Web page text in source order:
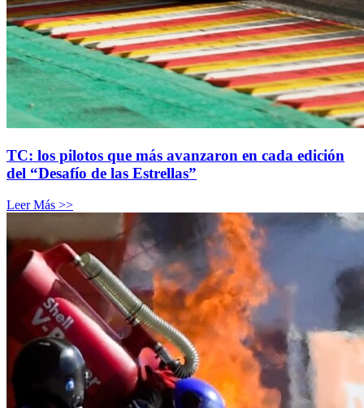
TC: los pilotos que más avanzaron en cada edición
del “Desafío de las Estrellas”
Leer Más >>